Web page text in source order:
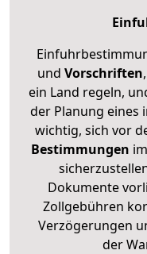
und Vorschriften
ein Land regeln,
der Planung eines
wichtig, sich vor
Bestimmungen im
Dokumente
Zollgebühren
Verzögerungen
der